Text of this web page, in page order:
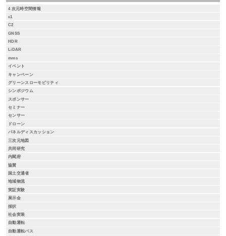
4 次元時空間情報
c1
C2
GNSS
HDR
LiDAR
mms
イベント
キャンペーン
グリーンスローモビリティ
シンポジウム
スポンサー
セミナー
センサー
ドローン
パネルディスカッション
三次元地図
共同研究
内閣府
協賛
国土交通省
地域物流
実証実験
展示会
採択
社会実装
自動運転
自動運転バス